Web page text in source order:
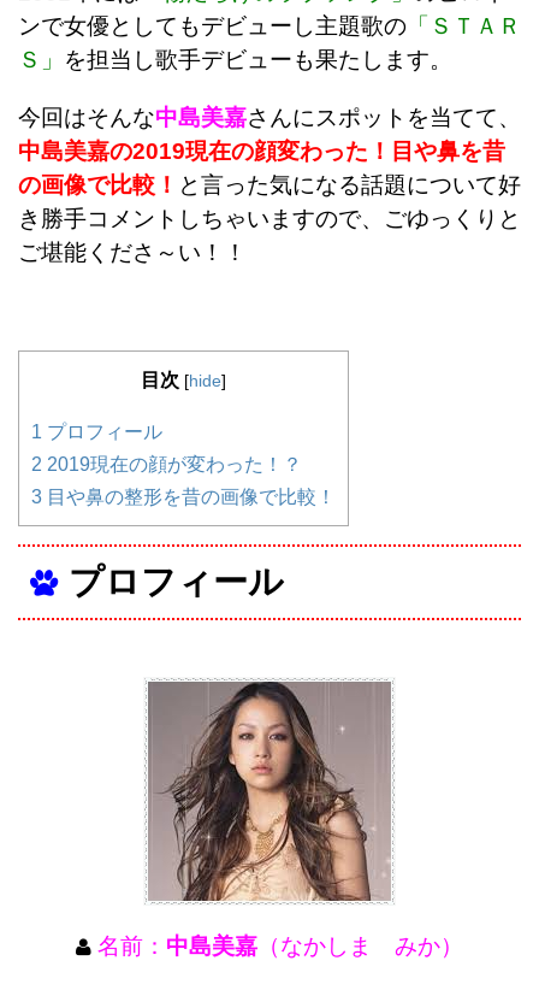
ンで女優としてもデビューし主題歌の 「ＳＴＡＲ
Ｓ」 を担当し歌手デビューも果たします。
今回はそんな中島美嘉さんにスポットを当てて、
中島美嘉の2019現在の顔変わった！目や鼻を昔
の画像で比較！ と言った気になる話題について好
き勝手コメントしちゃいますので、ごゆっくりと
ご堪能くださ～い！！
目次 [hide]
1 プロフィール
2 2019現在の顔が変わった！？
3 目や鼻の整形を昔の画像で比較！
プロフィール
名前： 中島美嘉 （なかしま みか）